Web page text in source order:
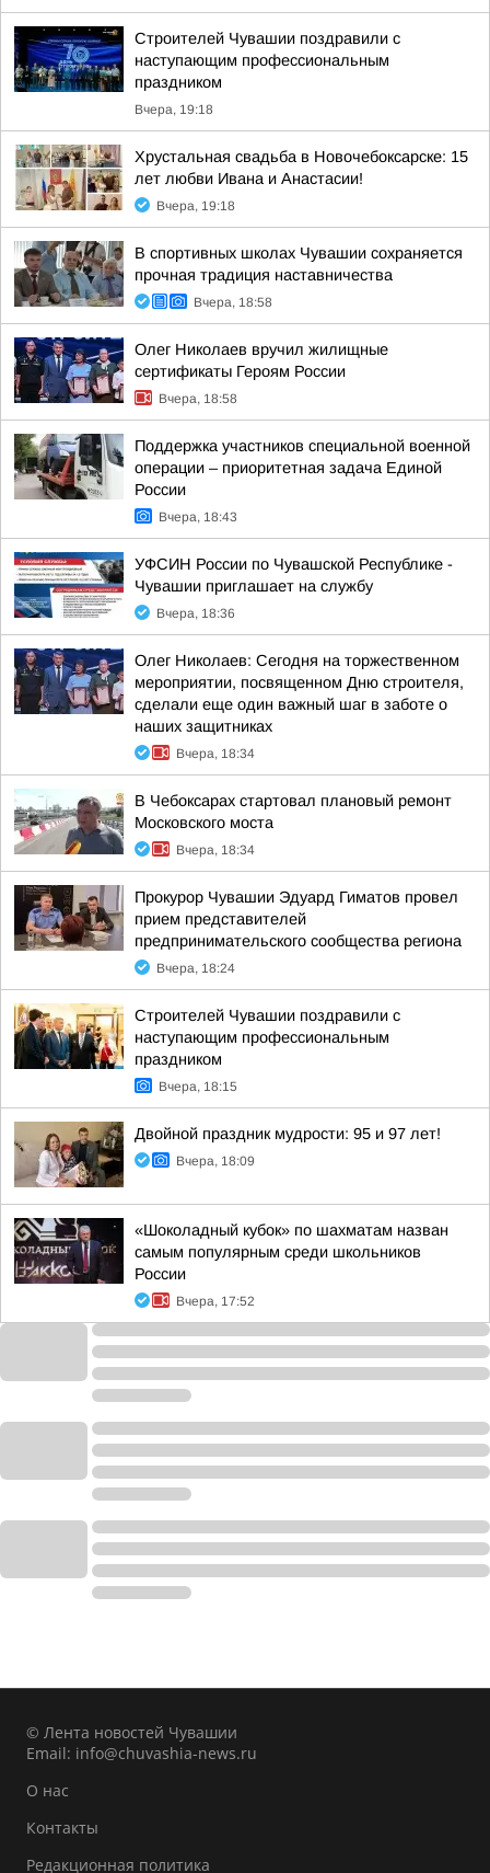
Строителей Чувашии поздравили с
наступающим профессиональным
праздником
Вчера, 19:18
Хрустальная свадьба в Новочебоксарске: 15
лет любви Ивана и Анастасии!
Вчера, 19:18
В спортивных школах Чувашии сохраняется
прочная традиция наставничества
Вчера, 18:58
Олег Николаев вручил жилищные
сертификаты Героям России
Вчера, 18:58
Поддержка участников специальной военной
операции – приоритетная задача Единой
России
Вчера, 18:43
УФСИН России по Чувашской Республике -
Чувашии приглашает на службу
Вчера, 18:36
Олег Николаев: Сегодня на торжественном
мероприятии, посвященном Дню строителя,
сделали еще один важный шаг в заботе о
наших защитниках
Вчера, 18:34
В Чебоксарах стартовал плановый ремонт
Московского моста
Вчера, 18:34
Прокурор Чувашии Эдуард Гиматов провел
прием представителей
предпринимательского сообщества региона
Вчера, 18:24
Строителей Чувашии поздравили с
наступающим профессиональным
праздником
Вчера, 18:15
Двойной праздник мудрости: 95 и 97 лет!
Вчера, 18:09
«Шоколадный кубок» по шахматам назван
самым популярным среди школьников
России
Вчера, 17:52
© Лента новостей Чувашии
Email: info@chuvashia-news.ru
О нас
Контакты
Редакционная политика